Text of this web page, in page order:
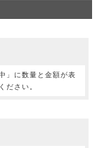
」に数量と金額が表
ださい。